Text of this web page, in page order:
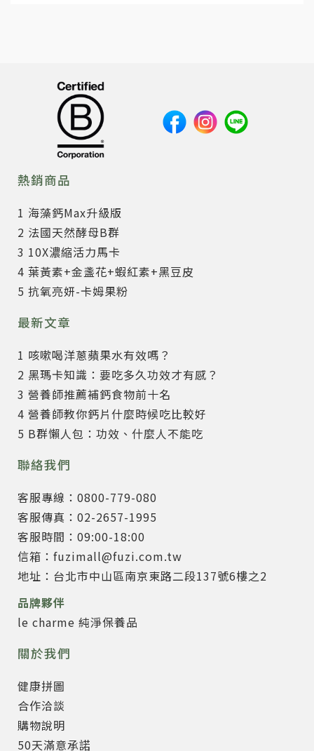
熱銷商品
1 海藻鈣Max升級版
2 法國天然酵母B群
3 10X濃縮活力馬卡
4 葉黃素+金盞花+蝦紅素+黑豆皮
5 抗氧亮妍-卡姆果粉
最新文章
1 咳嗽喝洋蔥蘋果水有效嗎？
2 黑瑪卡知識：要吃多久功效才有感？
3 營養師推薦補鈣食物前十名
4 營養師教你鈣片什麼時候吃比較好
5 B群懶人包：功效、什麼人不能吃
聯絡我們
客服專線：0800-779-080
客服傳真：02-2657-1995
客服時間：09:00-18:00
信箱：fuzimall@fuzi.com.tw
地址：台北市中山區南京東路二段137號6樓之2
品牌夥伴
le charme 純淨保養品
關於我們
健康拼圖
合作洽談
購物說明
50天滿意承諾